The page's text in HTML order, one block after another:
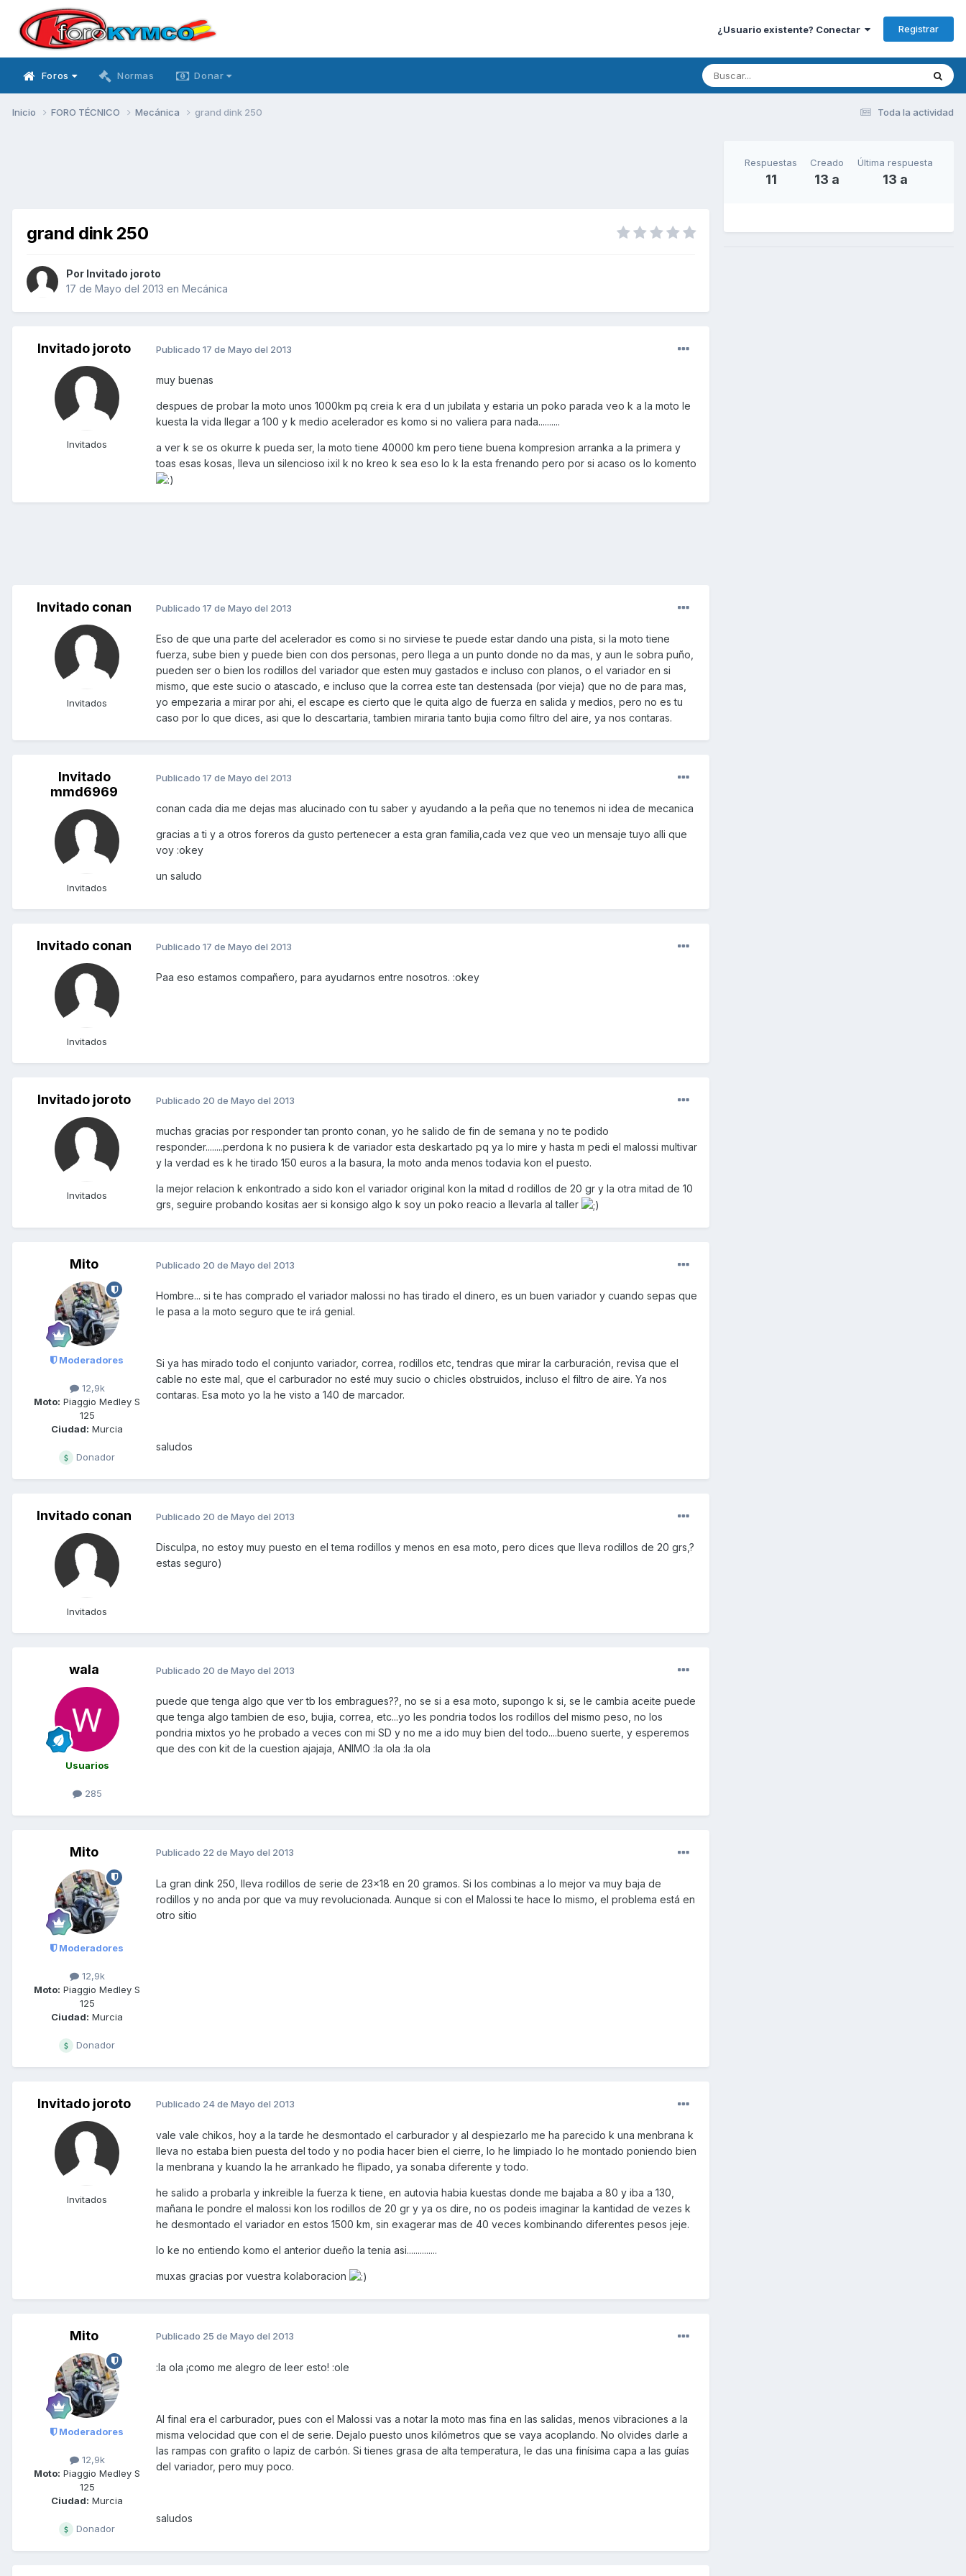
¿Usuario existente? Conectar Registrar
Foros Normas Donar
Toda la actividad
Inicio FORO TÉCNICO Mecánica grand dink 250
grand dink 250
Por Invitado joroto
17 de Mayo del 2013 en Mecánica
Invitado joroto
Invitados
Publicado 17 de Mayo del 2013
muy buenas
despues de probar la moto unos 1000km pq creia k era d un jubilata y estaria un poko parada veo k a la moto le
kuesta la vida llegar a 100 y k medio acelerador es komo si no valiera para nada..........
a ver k se os okurre k pueda ser, la moto tiene 40000 km pero tiene buena kompresion arranka a la primera y
toas esas kosas, lleva un silencioso ixil k no kreo k sea eso lo k la esta frenando pero por si acaso os lo komento
Invitado conan
Invitados
Publicado 17 de Mayo del 2013
Eso de que una parte del acelerador es como si no sirviese te puede estar dando una pista, si la moto tiene
fuerza, sube bien y puede bien con dos personas, pero llega a un punto donde no da mas, y aun le sobra puño,
pueden ser o bien los rodillos del variador que esten muy gastados e incluso con planos, o el variador en si
mismo, que este sucio o atascado, e incluso que la correa este tan destensada (por vieja) que no de para mas,
yo empezaria a mirar por ahi, el escape es cierto que le quita algo de fuerza en salida y medios, pero no es tu
caso por lo que dices, asi que lo descartaria, tambien miraria tanto bujia como filtro del aire, ya nos contaras.
Invitado
mmd6969
Invitados
Publicado 17 de Mayo del 2013
conan cada dia me dejas mas alucinado con tu saber y ayudando a la peña que no tenemos ni idea de mecanica
gracias a ti y a otros foreros da gusto pertenecer a esta gran familia,cada vez que veo un mensaje tuyo alli que
voy :okey
un saludo
Invitado conan
Invitados
Publicado 17 de Mayo del 2013
Paa eso estamos compañero, para ayudarnos entre nosotros. :okey
Invitado joroto
Invitados
Publicado 20 de Mayo del 2013
muchas gracias por responder tan pronto conan, yo he salido de fin de semana y no te podido
responder........perdona k no pusiera k de variador esta deskartado pq ya lo mire y hasta m pedi el malossi multivar
y la verdad es k he tirado 150 euros a la basura, la moto anda menos todavia kon el puesto.
la mejor relacion k enkontrado a sido kon el variador original kon la mitad d rodillos de 20 gr y la otra mitad de 10
grs, seguire probando kositas aer si konsigo algo k soy un poko reacio a llevarla al taller
Mito
Moderadores
12,9k
Moto: Piaggio Medley S
125
Ciudad: Murcia
Donador
Publicado 20 de Mayo del 2013
Hombre... si te has comprado el variador malossi no has tirado el dinero, es un buen variador y cuando sepas que
le pasa a la moto seguro que te irá genial.
Si ya has mirado todo el conjunto variador, correa, rodillos etc, tendras que mirar la carburación, revisa que el
cable no este mal, que el carburador no esté muy sucio o chicles obstruidos, incluso el filtro de aire. Ya nos
contaras. Esa moto yo la he visto a 140 de marcador.
saludos
Invitado conan
Invitados
Publicado 20 de Mayo del 2013
Disculpa, no estoy muy puesto en el tema rodillos y menos en esa moto, pero dices que lleva rodillos de 20 grs,?
estas seguro)
wala
Usuarios
285
Publicado 20 de Mayo del 2013
puede que tenga algo que ver tb los embragues??, no se si a esa moto, supongo k si, se le cambia aceite puede
que tenga algo tambien de eso, bujia, correa, etc...yo les pondria todos los rodillos del mismo peso, no los
pondria mixtos yo he probado a veces con mi SD y no me a ido muy bien del todo....bueno suerte, y esperemos
que des con kit de la cuestion ajajaja, ANIMO :la ola :la ola
Mito
Moderadores
12,9k
Moto: Piaggio Medley S
125
Ciudad: Murcia
Donador
Publicado 22 de Mayo del 2013
La gran dink 250, lleva rodillos de serie de 23x18 en 20 gramos. Si los combinas a lo mejor va muy baja de
rodillos y no anda por que va muy revolucionada. Aunque si con el Malossi te hace lo mismo, el problema está en
otro sitio
Invitado joroto
Invitados
Publicado 24 de Mayo del 2013
vale vale chikos, hoy a la tarde he desmontado el carburador y al despiezarlo me ha parecido k una menbrana k
lleva no estaba bien puesta del todo y no podia hacer bien el cierre, lo he limpiado lo he montado poniendo bien
la menbrana y kuando la he arrankado he flipado, ya sonaba diferente y todo.
he salido a probarla y inkreible la fuerza k tiene, en autovia habia kuestas donde me bajaba a 80 y iba a 130,
mañana le pondre el malossi kon los rodillos de 20 gr y ya os dire, no os podeis imaginar la kantidad de vezes k
he desmontado el variador en estos 1500 km, sin exagerar mas de 40 veces kombinando diferentes pesos jeje.
lo ke no entiendo komo el anterior dueño la tenia asi..............
muxas gracias por vuestra kolaboracion
Mito
Moderadores
12,9k
Moto: Piaggio Medley S
125
Ciudad: Murcia
Donador
Publicado 25 de Mayo del 2013
:la ola ¡como me alegro de leer esto! :ole
Al final era el carburador, pues con el Malossi vas a notar la moto mas fina en las salidas, menos vibraciones a la
misma velocidad que con el de serie. Dejalo puesto unos kilómetros que se vaya acoplando. No olvides darle a
las rampas con grafito o lapiz de carbón. Si tienes grasa de alta temperatura, le das una finísima capa a las guías
del variador, pero muy poco.
saludos
Respuestas
11
Creado
13 a
Última respuesta
13 a